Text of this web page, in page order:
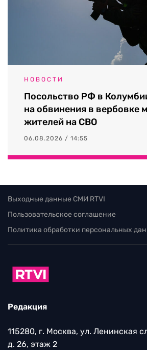
НОВОСТИ
Посольство РФ в
на обвинения в вербовке
жителей на СВО
06.08.2026 / 14:55
Выходные данные СМИ RTVI
Пользовательское соглашение
Политика обработки персональных
Редакция
115280, г. Москва, ул. Ленинская
д. 26, этаж 2